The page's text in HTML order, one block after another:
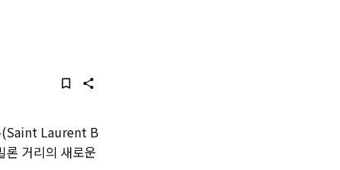
(Saint Laurent B
거리의 새로운